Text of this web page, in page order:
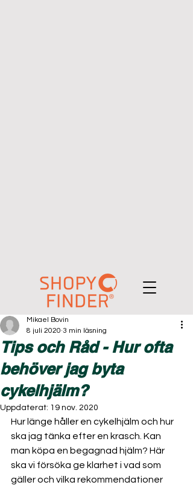
Tips och Råd - Hur ofta
behöver jag byta
cykelhjälm?
Mikael Bovin
8 juli 2020 3 min läsning
Uppdaterat: 19 nov. 2020
Hur länge håller en cykelhjälm och hur
ska jag tänka efter en krasch. Kan
man köpa en begagnad hjälm? Här
ska vi försöka ge klarhet i vad som
gäller och vilka rekommendationer